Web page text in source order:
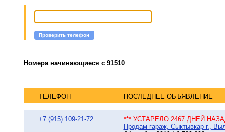
Проверить телефон
Номера начинающиеся с 91510
ТЕЛЕФОН ПОСЛЕДНЕЕ ОБЪЯВЛЕНИЕ
+7 (915) 109-21-72
*** УСТАРЕЛО 2467 ДНЕЙ
Продам гараж, Сыктывкар г.,